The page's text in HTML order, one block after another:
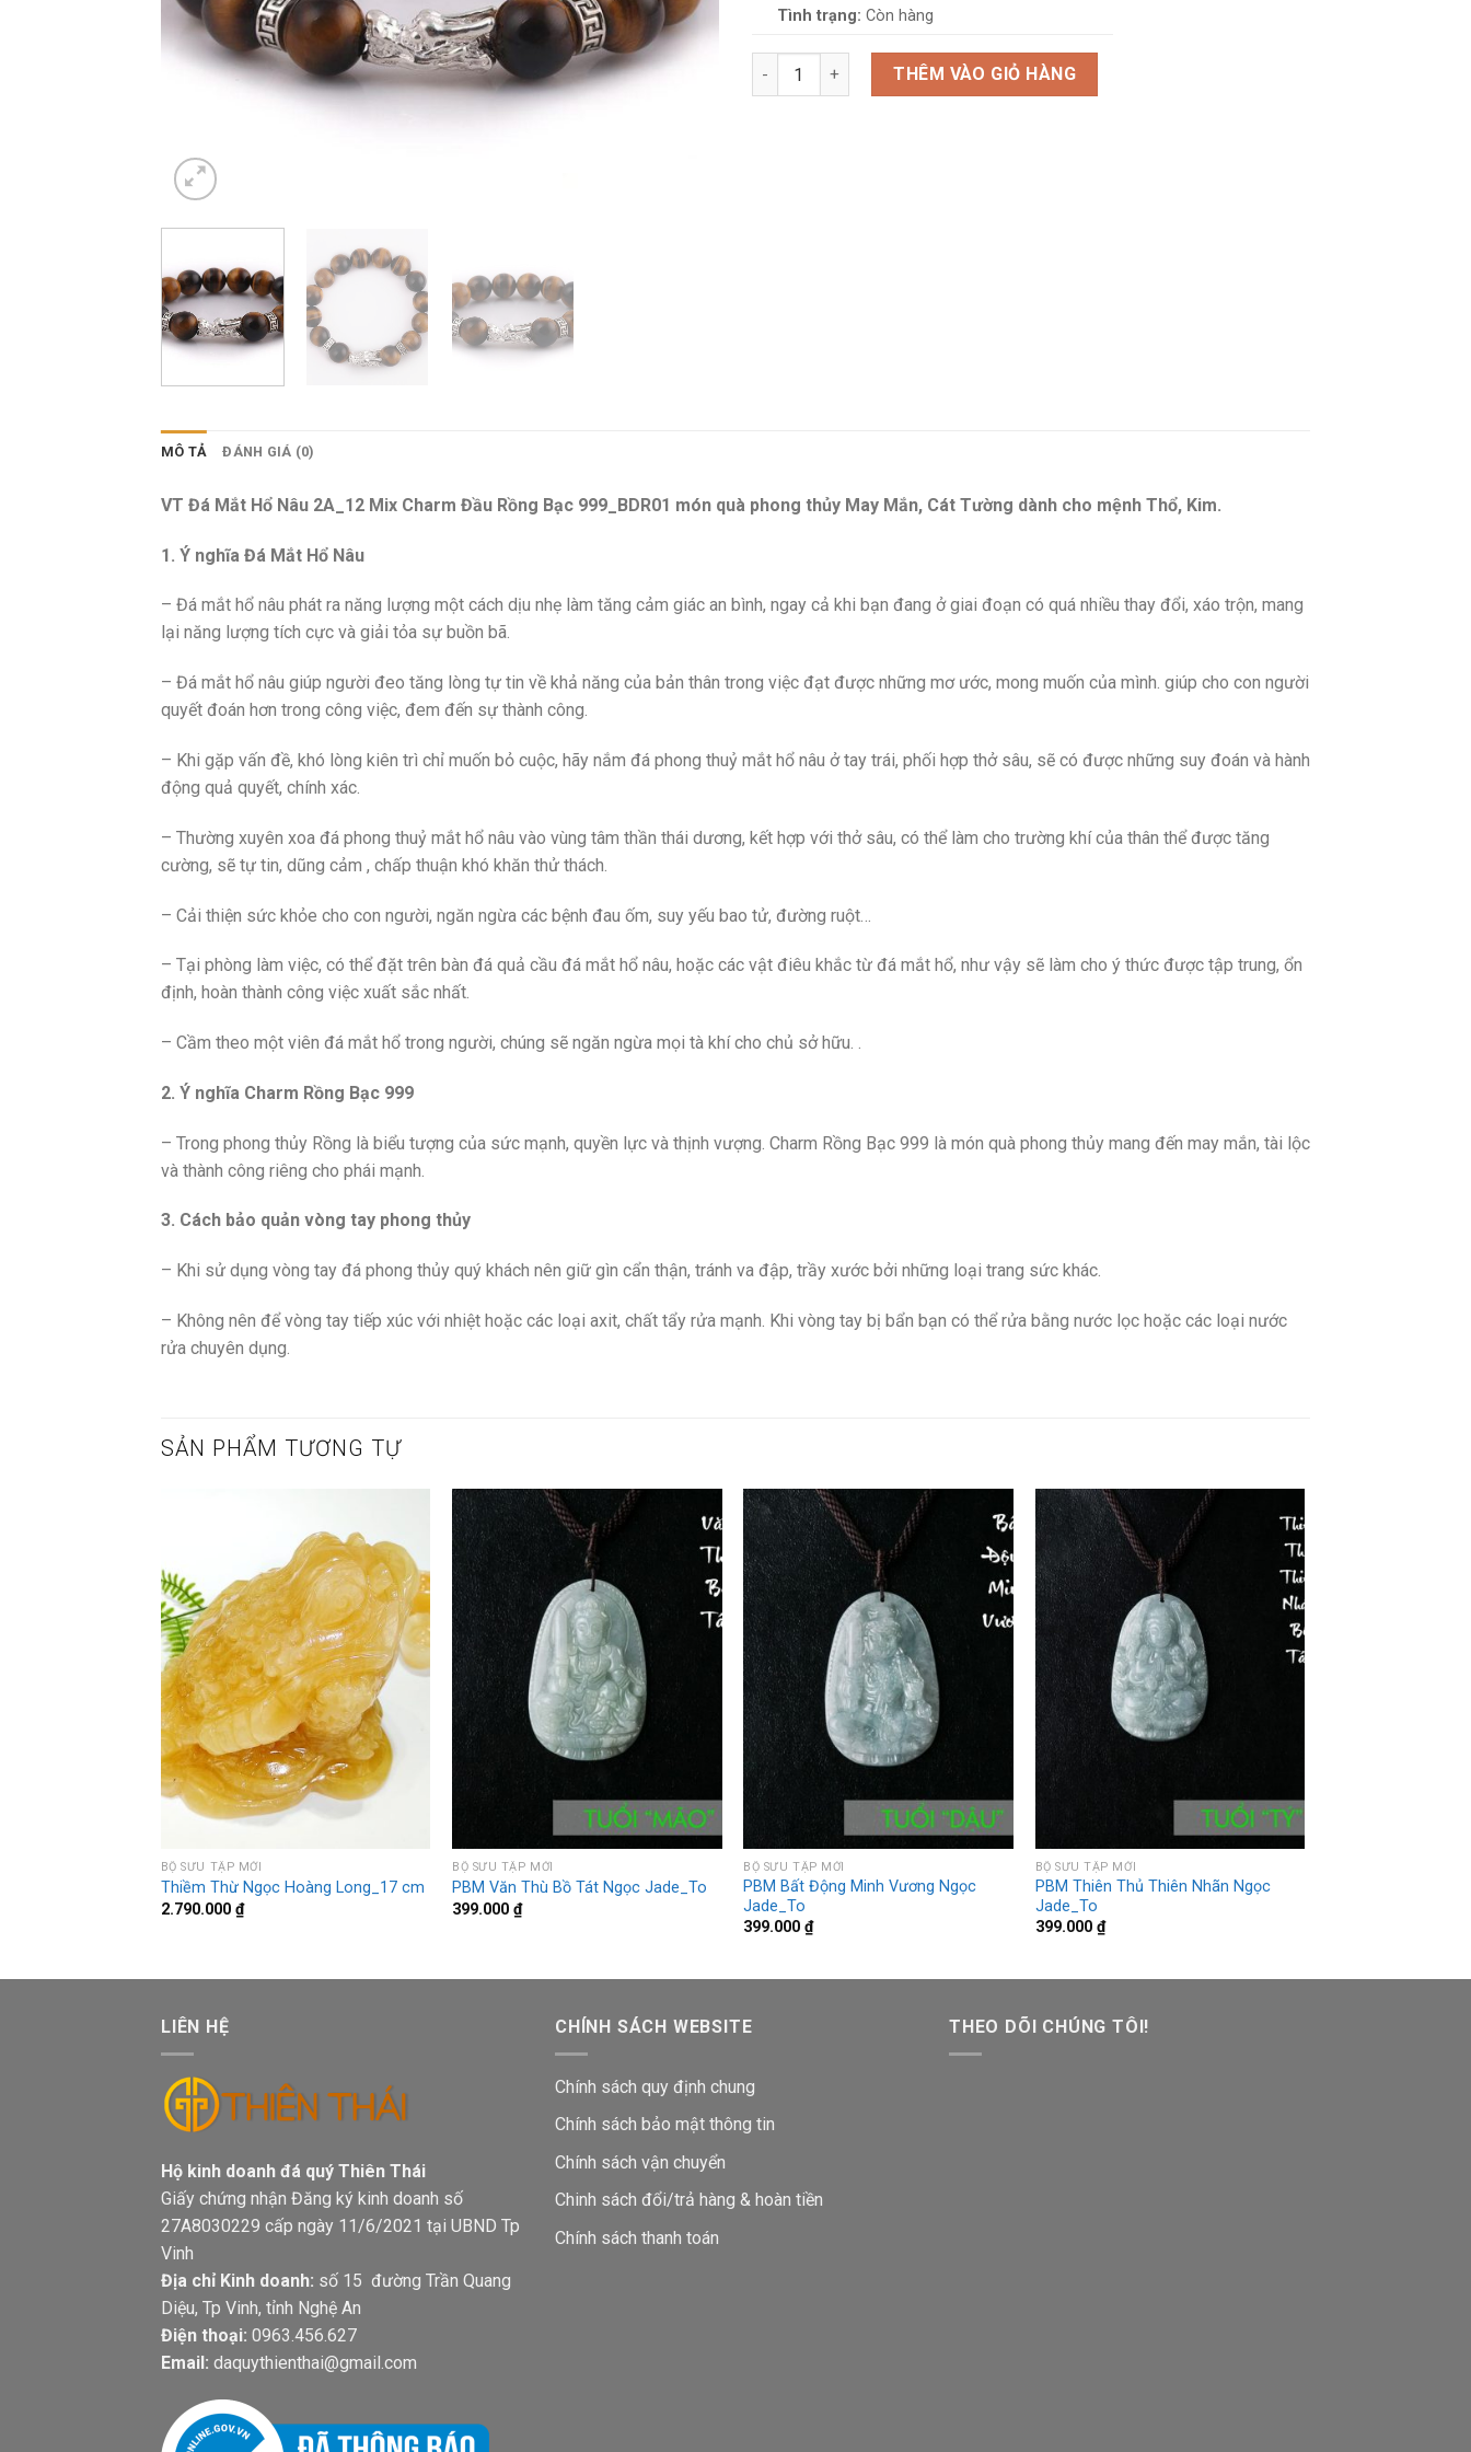
Tình trạng: Còn hàng
Vòng Tay Đá Mắt Hổ Nâu 2A 12 Mix Charm Đầu Rồng Bạc 999 BDR01 số lượng
THÊM VÀO GIỎ HÀNG
MÔ TẢ ĐÁNH GIÁ (0)
VT Đá Mắt Hổ Nâu 2A_12 Mix Charm Đầu Rồng Bạc 999_BDR01​ món quà phong thủy May Mắn, Cát Tường dành cho mệnh Thổ, Kim.
1. Ý nghĩa Đá Mắt Hổ Nâu
– Đá mắt hổ nâu phát ra năng lượng một cách dịu nhẹ làm tăng cảm giác an bình, ngay cả khi bạn đang ở giai đoạn có quá nhiều thay đổi, xáo trộn, mang
lại năng lượng tích cực và giải tỏa sự buồn bã.
– Đá mắt hổ nâu giúp người đeo tăng lòng tự tin về khả năng của bản thân trong việc đạt được những mơ ước, mong muốn của mình. giúp cho con người
quyết đoán hơn trong công việc, đem đến sự thành công.
– Khi gặp vấn đề, khó lòng kiên trì chỉ muốn bỏ cuộc, hãy nắm đá phong thuỷ mắt hổ nâu ở tay trái, phối hợp thở sâu, sẽ có được những suy đoán và hành
động quả quyết, chính xác.
– Thường xuyên xoa đá phong thuỷ mắt hổ nâu vào vùng tâm thần thái dương, kết hợp với thở sâu, có thể làm cho trường khí của thân thể được tăng
cường, sẽ tự tin, dũng cảm , chấp thuận khó khăn thử thách.
– Cải thiện sức khỏe cho con người, ngăn ngừa các bệnh đau ốm, suy yếu bao tử, đường ruột…
– Tại phòng làm việc, có thể đặt trên bàn đá quả cầu đá mắt hổ nâu, hoặc các vật điêu khắc từ đá mắt hổ, như vậy sẽ làm cho ý thức được tập trung, ổn
định, hoàn thành công việc xuất sắc nhất.
– Cầm theo một viên đá mắt hổ trong người, chúng sẽ ngăn ngừa mọi tà khí cho chủ sở hữu. .
2. Ý nghĩa Charm Rồng Bạc 999
– Trong phong thủy Rồng là biểu tượng của sức mạnh, quyền lực và thịnh vượng. Charm Rồng Bạc 999 là món quà phong thủy mang đến may mắn, tài lộc
và thành công riêng cho phái mạnh.
3. Cách bảo quản vòng tay phong thủy
– Khi sử dụng vòng tay đá phong thủy quý khách nên giữ gìn cẩn thận, tránh va đập, trầy xước bởi những loại trang sức khác.
– Không nên để vòng tay tiếp xúc với nhiệt hoặc các loại axit, chất tẩy rửa mạnh. Khi vòng tay bị bẩn bạn có thể rửa bằng nước lọc hoặc các loại nước
rửa chuyên dụng.
SẢN PHẨM TƯƠNG TỰ
BỘ SƯU TẬP MỚI
Thiềm Thừ Ngọc Hoàng Long_17 cm
2.790.000 ₫
BỘ SƯU TẬP MỚI
PBM Văn Thù Bồ Tát Ngọc Jade_To
399.000₫
BỘ SƯU TẬP MỚI
PBM Bất Động Minh Vương Ngọc
Jade_To
399.000₫
BỘ SƯU TẬP MỚI
PBM Thiên Thủ Thiên Nhãn Ngọc
Jade_To
399.000 ₫
LIÊN HỆ
Hộ kinh doanh đá quý Thiên Thái
Giấy chứng nhận Đăng ký kinh doanh số
27A8030229 cấp ngày 11/6/2021 tại UBND Tp
Vinh
Địa chỉ Kinh doanh: số 15 đường Trần Quang
Diệu, Tp Vinh, tỉnh Nghệ An
Điện thoại: 0963.456.627
Email: daquythienthai@gmail.com
CHÍNH SÁCH WEBSITE
Chính sách quy định chung
Chính sách bảo mật thông tin
Chính sách vận chuyển
Chinh sách đổi/trả hàng & hoàn tiền
Chính sách thanh toán
THEO DÕI CHÚNG TÔI!